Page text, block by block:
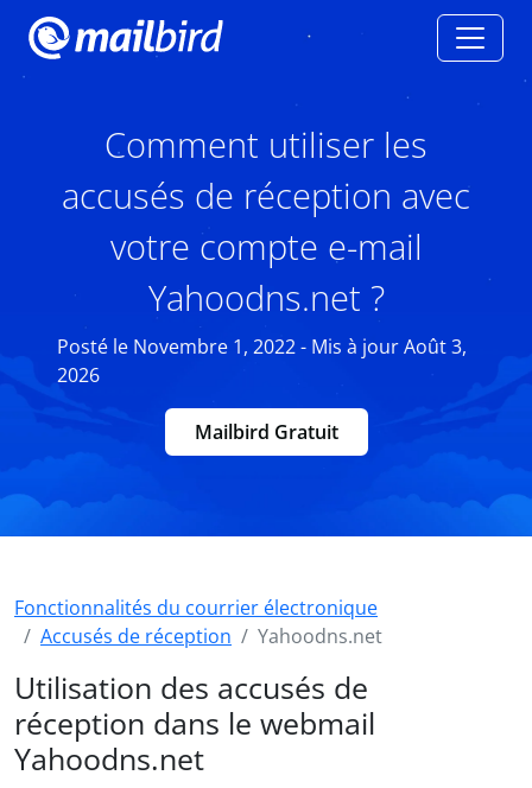
Comment utiliser les
accusés de réception avec
votre compte e-mail
Yahoodns.net ?
Posté le Novembre 1, 2022 - Mis à jour Août 3,
2026
Mailbird Gratuit
Fonctionnalités du courrier électronique
Accusés de réception
Yahoodns.net
Utilisation des accusés de
réception dans le webmail
Yahoodns.net